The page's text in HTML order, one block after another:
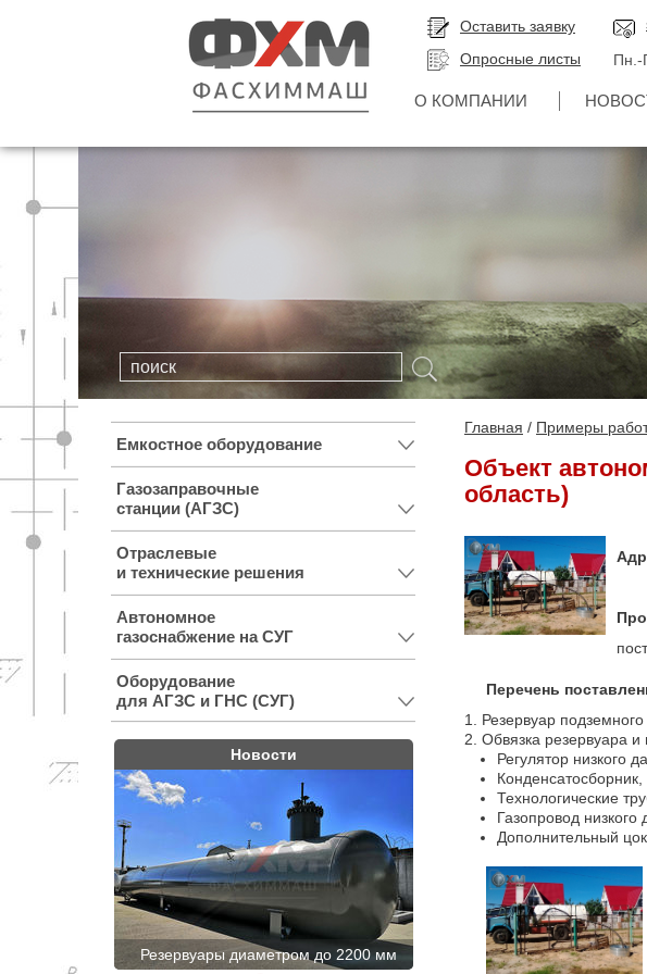
Оставить заявку
Опросные листы
Пн.-
О КОМПАНИИ
Емкостное оборудование
Газозаправочные
станции (АГЗС)
Отраслевые
и технические решения
Автономное
газоснабжение на СУГ
Оборудование
для АГЗС и ГНС (СУГ)
Новости
Резервуары диаметром до 2200 мм
Главная Примеры
Объект
область)
Перечень
1. Резервуар
2. Обвязка резервуара
Регулятор низкого
Конденсатосборник,
Технологические
Газопровод низкого
Дополнительный